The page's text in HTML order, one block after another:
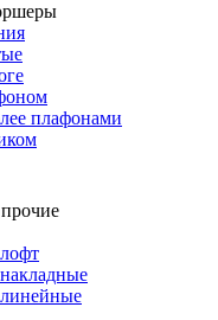
плафонами